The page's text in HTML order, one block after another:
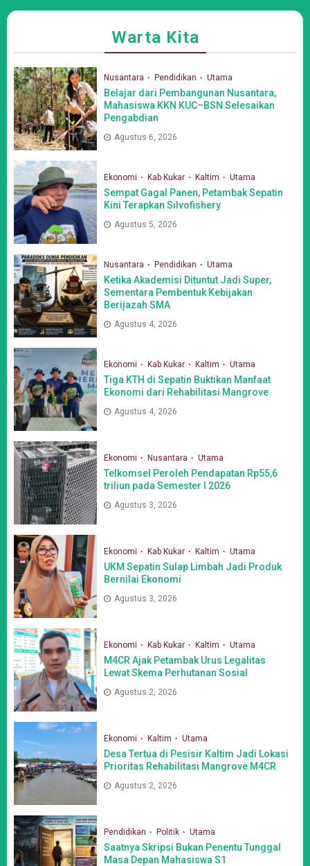
Warta Kita
Nusantara Pendidikan Utama
Belajar dari Pembangunan Nusantara,
Mahasiswa KKN KUC–BSN Selesaikan
Pengabdian
Agustus 6, 2026
Ekonomi Kab Kukar Kaltim Utama
Sempat Gagal Panen, Petambak Sepatin
Kini Terapkan Silvofishery
Agustus 5, 2026
Nusantara Pendidikan Utama
Ketika Akademisi Dituntut Jadi Super,
Sementara Pembentuk Kebijakan
Berijazah SMA
Agustus 4, 2026
Ekonomi Kab Kukar Kaltim Utama
Tiga KTH di Sepatin Buktikan Manfaat
Ekonomi dari Rehabilitasi Mangrove
Agustus 4, 2026
Ekonomi Nusantara Utama
Telkomsel Peroleh Pendapatan Rp55,6
triliun pada Semester I 2026
Agustus 3, 2026
Ekonomi Kab Kukar Kaltim Utama
UKM Sepatin Sulap Limbah Jadi Produk
Bernilai Ekonomi
Agustus 3, 2026
Ekonomi Kab Kukar Kaltim Utama
M4CR Ajak Petambak Urus Legalitas
Lewat Skema Perhutanan Sosial
Agustus 2, 2026
Ekonomi Kaltim Utama
Desa Tertua di Pesisir Kaltim Jadi Lokasi
Prioritas Rehabilitasi Mangrove M4CR
Agustus 2, 2026
Pendidikan Politik Utama
Saatnya Skripsi Bukan Penentu Tunggal
Masa Depan Mahasiswa S1